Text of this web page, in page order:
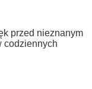
przed nieznanym
codziennych